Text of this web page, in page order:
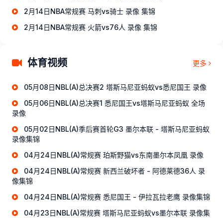
2月14日NBA常规赛 马刺vs骑士 录像 集锦
2月14日NBA常规赛 火箭vs76人 录像 集锦
体育视频 更多
05月08日NBL(A)总决赛2 塔斯马尼亚蚂蚁vs悉尼国王 录像
05月06日NBL(A)总决赛1 悉尼国王vs塔斯马尼亚蚂蚁 全场
录像
05月02日NBL(A)季后赛首轮G3 墨尔本联 - 塔斯马尼亚蚂蚁
录像集锦
04月24日NBL(A)常规赛 珀斯野猫vs东南墨尔本凤凰 录像
04月24日NBL(A)常规赛 新西兰破坏者 - 阿德莱德36人 录
像集锦
04月24日NBL(A)常规赛 悉尼国王 - 伊拉瓦拉老鹰 录像集锦
04月23日NBL(A)常规赛 塔斯马尼亚蚂蚁vs墨尔本联 录像集